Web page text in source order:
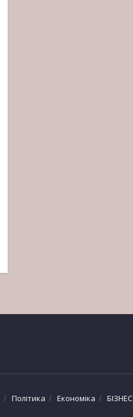
Політика Економіка БІЗНЕС